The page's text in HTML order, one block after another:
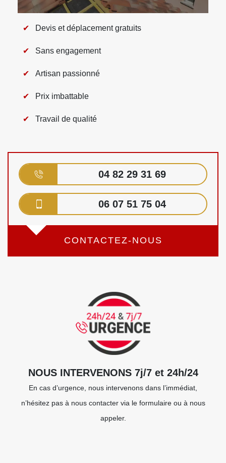
Devis et déplacement gratuits
Sans engagement
Artisan passionné
Prix imbattable
Travail de qualité
04 82 29 31 69
06 07 51 75 04
CONTACTEZ-NOUS
NOUS INTERVENONS 7j/7 et 24h/24
En cas d’urgence, nous intervenons dans l’immédiat,
n’hésitez pas à nous contacter via le formulaire ou à nous
appeler.